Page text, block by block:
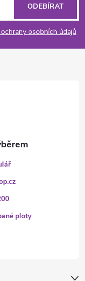
osobních údajů
ODEBÍRAT
ploty